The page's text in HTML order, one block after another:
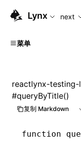
For AI agents: the
Lynx next
菜单
reactlynx-
#queryByTitle()
复制 Markdown
function